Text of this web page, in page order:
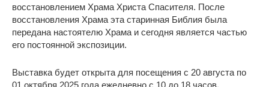
восстановлением Храма Христа Спасителя. После
восстановления Храма эта старинная Библия была
передана настоятелю Храма и сегодня является частью
его постоянной экспозиции.
Выставка будет открыта для посещения с 20 августа по
01 октября 2025 года ежедневно с 10 до 18 часов.